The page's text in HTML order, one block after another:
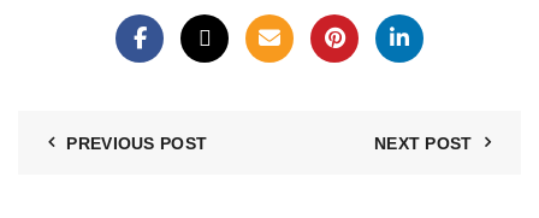
PREVIOUS POST NEXT POST